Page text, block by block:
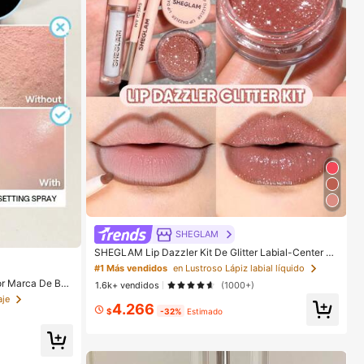
Marca De Bell
Y NiñAs
SHEGLAM
SHEGLAM Lip Dazzler Kit De Glitter Labial-Center St
age Lip Combo Marca De Belleza CosméTica Maquill
aje Para Mujeres Y NiñAs
#1 Más vendidos en Lustroso Lápiz labial líquido
1.6k+ vendidos
(1000+)
$4.266 -32% Estimado